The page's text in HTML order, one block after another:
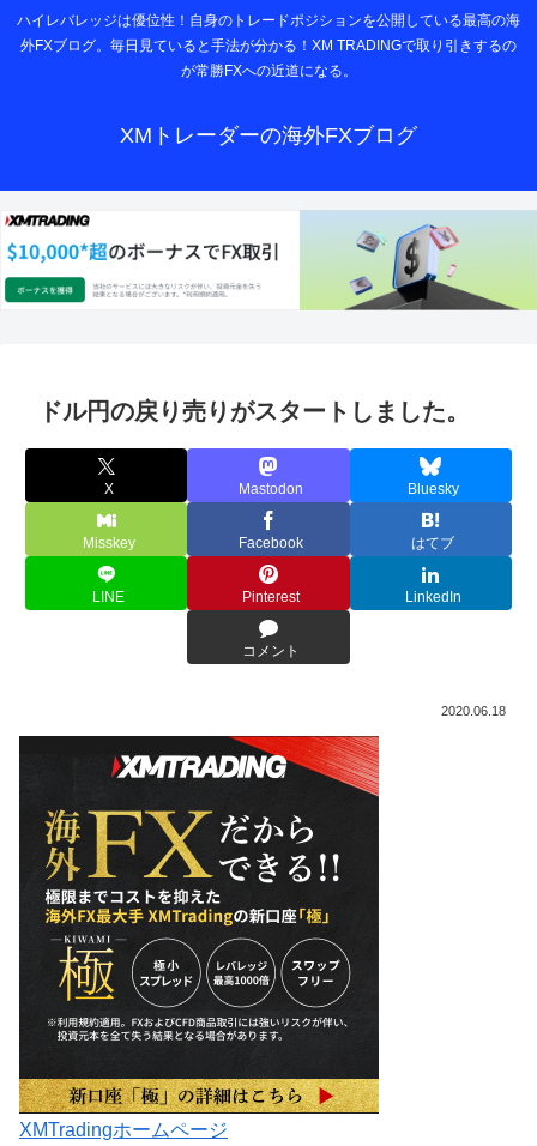
ハイレバレッジは優位性！自身のトレードポジションを公開している最高の海
外FXブログ。毎日見ていると手法が分かる！XM TRADINGで取り引きするの
が常勝FXへの近道になる。
XMトレーダーの海外FXブログ
ドル円の戻り売りがスタートしました。
X Mastodon Bluesky
Misskey Facebook はてブ
LINE Pinterest LinkedIn
コメント
2020.06.18
XMTradingホームページ